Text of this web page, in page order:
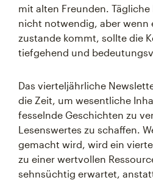
mit alten Freunden.
nicht notwendig, aber wenn
zustande kommt, sollte die
tiefgehend und
Das vierteljährliche
die Zeit, um wesentliche
fesselnde Geschichten zu
Lesenswertes zu schaffen.
gemacht wird, wird ein
zu einer wertvollen
sehnsüchtig erwartet,